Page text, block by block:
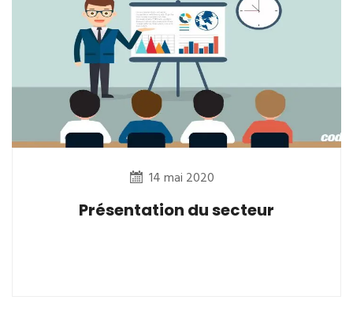
14 mai 2020
Présentation du secteur